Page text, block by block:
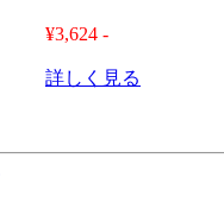
¥3,624 -
詳しく見る